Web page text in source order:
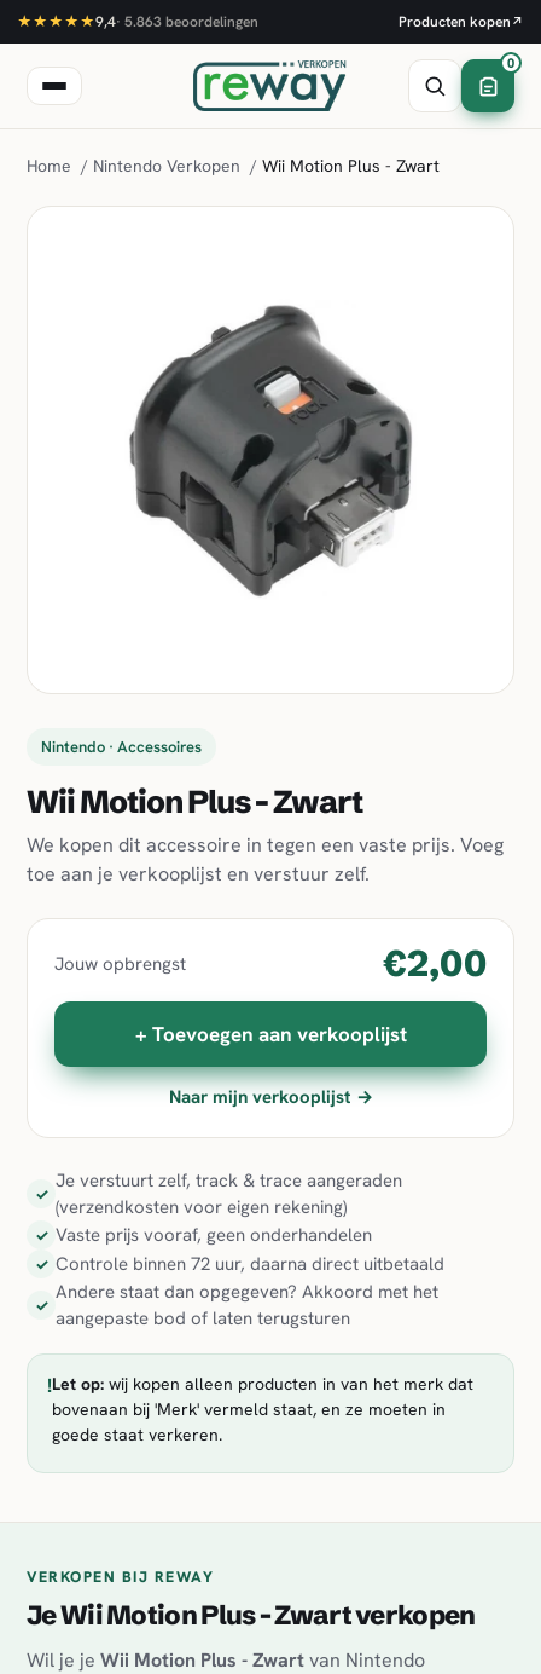
★★★★★9,4· 5.863beoordelingen Producten kopen ↗
0
Home / Nintendo Verkopen / Wii Motion Plus - Zwart
Nintendo · Accessoires
Wii Motion Plus - Zwart
We kopen dit accessoire in tegen een vaste prijs. Voeg
toe aan je verkooplijst en verstuur zelf.
Jouw opbrengst €2,00
+ Toevoegen aan verkooplijst
Naar mijn verkooplijst →
✓
Je verstuurt zelf, track & trace aangeraden
(verzendkosten voor eigen rekening)
✓ Vaste prijs vooraf, geen onderhandelen
✓ Controle binnen 72 uur, daarna direct uitbetaald
✓
Andere staat dan opgegeven? Akkoord met het
aangepaste bod of laten terugsturen
!Let op: wij kopen alleen producten in van het merk dat
bovenaan bij 'Merk' vermeld staat, en ze moeten in
goede staat verkeren.
VERKOPEN BIJ REWAY
Je Wii Motion Plus - Zwart verkopen
Wil je je Wii Motion Plus - Zwartvan Nintendo